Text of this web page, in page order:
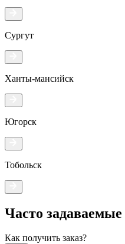
Сургут
Ханты-мансийск
Югорск
Тобольск
Часто задаваемые
Как получить заказ?